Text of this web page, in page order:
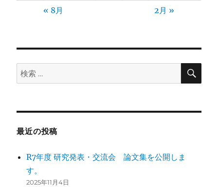
« 8月 2月 »
検
索:
検
最近の投稿
R7年度 研究発表・交流会 論文集を公開しま
す。
2025年11月4日